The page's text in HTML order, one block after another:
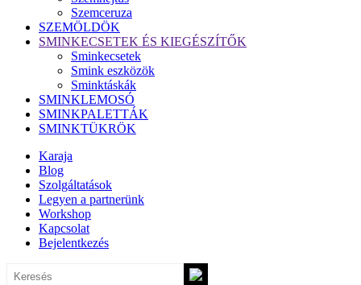
Szemceruza
SZEMÖLDÖK
SMINKECSETEK ÉS KIEGÉSZÍTŐK
Sminkecsetek
Smink eszközök
Sminktáskák
SMINKLEMOSÓ
SMINKPALETTÁK
SMINKTÜKRÖK
Karaja
Blog
Szolgáltatások
Legyen a partnerünk
Workshop
Kapcsolat
Bejelentkezés